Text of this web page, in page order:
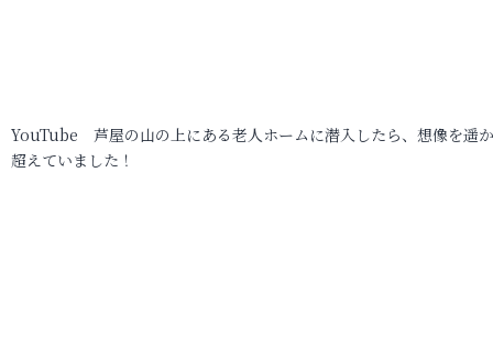
YouTube 芦屋の山の上にある老人ホームに潜入したら、想像を遥
超えていました！